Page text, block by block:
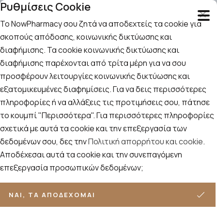
Αναζήτηση
Αρχική / Εταιρίες / Intermed /
Intermed Reval Plus Home Spray 150ml
Intermed Reval Plus Home Spray
150ml
Ρυθμίσεις Cookie
Το NowPharmacy σου ζητά να αποδεχτείς τα cookie για
σκοπούς απόδοσης, κοινωνικής δικτύωσης και
διαφήμισης. Τα cookie κοινωνικής δικτύωσης και
διαφήμισης παρέχονται από τρίτα μέρη για να σου
προσφέρουν λειτουργίες κοινωνικής δικτύωσης και
εξατομικευμένες διαφημίσεις. Για να δεις περισσότερες
πληροφορίες ή να αλλάξεις τις προτιμήσεις σου, πάτησε
το κουμπί "Περισσότερα". Για περισσότερες πληροφορίες
σχετικά με αυτά τα cookie και την επεξεργασία των
δεδομένων σου, δες τηνΠολιτική απορρήτου και cookie.
Αποδέχεσαι αυτά τα cookie και την συνεπαγόμενη
επεξεργασία προσωπικών δεδομένων;
ΝΑΙ, ΤΑ ΑΠΟΔΈΧΟΜΑΙ